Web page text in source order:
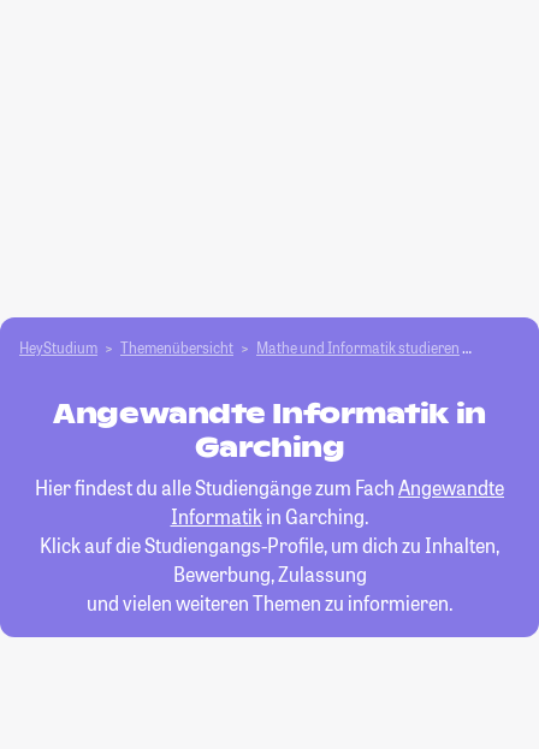
HeyStudium Themenübersicht Mathe und Informatik studieren
Angewandte Informatik in
Garching
Hier findest du alle Studiengänge zum FachAngewandte
Informatikin Garching.
Klick auf die Studiengangs-Profile, um dich zu Inhalten,
Bewerbung, Zulassung
und vielen weiteren Themen zu informieren.